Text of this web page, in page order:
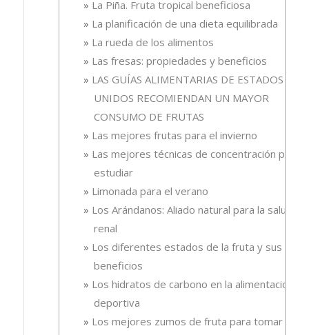
La Piña. Fruta tropical beneficiosa
La planificación de una dieta equilibrada
La rueda de los alimentos
Las fresas: propiedades y beneficios
LAS GUÍAS ALIMENTARIAS DE ESTADOS
UNIDOS RECOMIENDAN UN MAYOR
CONSUMO DE FRUTAS
Las mejores frutas para el invierno
Las mejores técnicas de concentración para
estudiar
Limonada para el verano
Los Arándanos: Aliado natural para la salud
renal
Los diferentes estados de la fruta y sus
beneficios
Los hidratos de carbono en la alimentación
deportiva
Los mejores zumos de fruta para tomar en